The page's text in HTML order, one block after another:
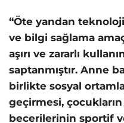
“Öte yandan
ve bilgi sağlama
aşırı ve zararlı
saptanmıştır. Anne
birlikte sosyal
geçirmesi,
becerilerinin sportif